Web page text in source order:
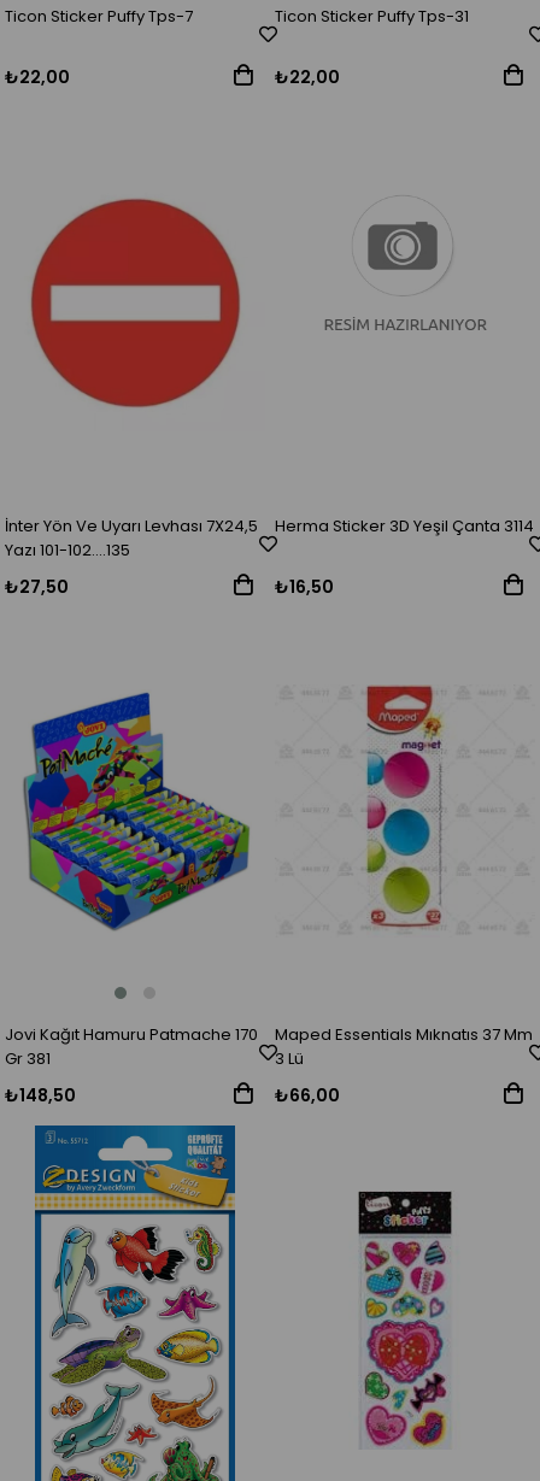
Ticon Sticker Puffy Tps-7
₺22,00
Ticon Sticker Puffy Tps-31
₺22,00
İnter Yön Ve Uyarı Levhası 7X24,5
Yazı 101-102....135
₺27,50
Herma Sticker 3D Yeşil Çanta 3114
₺16,50
Jovi Kağıt Hamuru Patmache 170
Gr 381
₺148,50
Maped Essentials Mıknatıs 37 Mm
3 Lü
₺66,00